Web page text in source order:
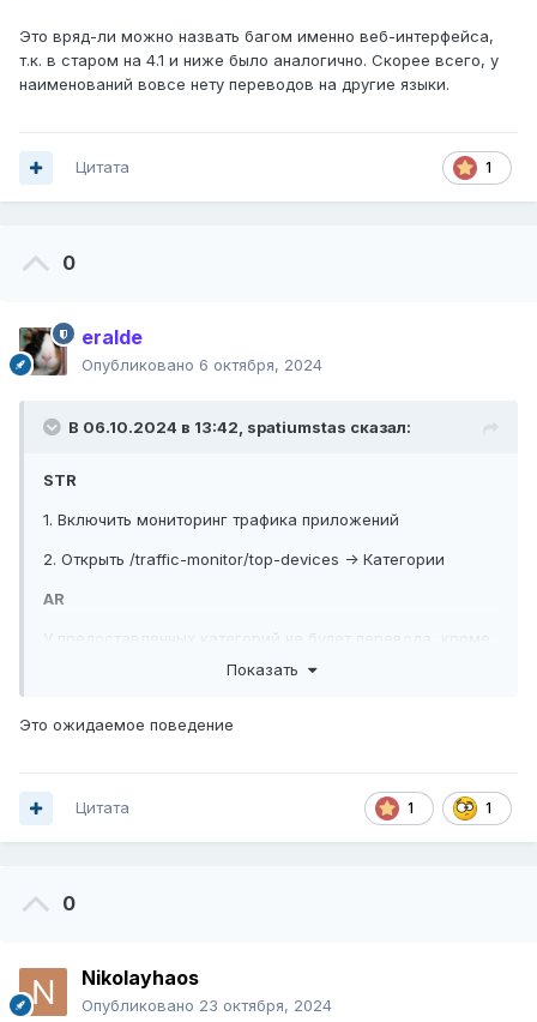
Это вряд-ли можно назвать багом именно веб-интерфейса,
т.к. в старом на 4.1 и ниже было аналогично. Скорее всего, у
наименований вовсе нету переводов на другие языки.
1
Цитата
0
eralde
Опубликовано 6 октября, 2024
В 06.10.2024 в 13:42, spatiumstas сказал:
STR
1. Включить мониторинг трафика приложений
2. Открыть /traffic-monitor/top-devices -> Категории
AR
У предоставленных категорий не будет перевода, кроме
Показать
Это ожидаемое поведение
1 1
Цитата
0
Nikolayhaos
Опубликовано 23 октября, 2024